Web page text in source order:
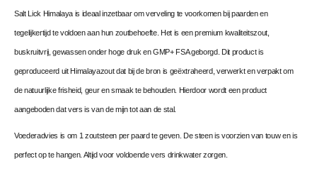
Salt Lick Himalaya is ideaal inzetbaar om verveling te voorkomen bij paarden en
tegelijkertijd te voldoen aan hun zoutbehoefte. Het is een premium kwaliteitszout,
buskruitvrij, gewassen onder hoge druk en GMP+ FSA geborgd. Dit product is
geproduceerd uit Himalayazout dat bij de bron is geëxtraheerd, verwerkt en verpakt om
de natuurlijke frisheid, geur en smaak te behouden. Hierdoor wordt een product
aangeboden dat vers is van de mijn tot aan de stal.
Voederadvies is om 1 zoutsteen per paard te geven. De steen is voorzien van touw en is
perfect op te hangen. Altijd voor voldoende vers drinkwater zorgen.